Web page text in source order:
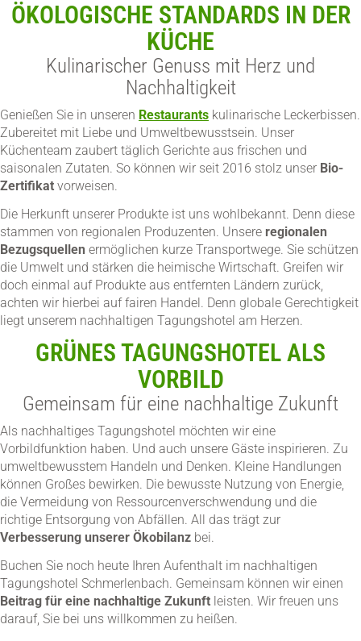
ÖKOLOGISCHE STANDARDS IN DER
KÜCHE
Kulinarischer Genuss mit Herz und
Nachhaltigkeit
Genießen Sie in unseren Restaurants kulinarische Leckerbissen.
Zubereitet mit Liebe und Umweltbewusstsein. Unser
Küchenteam zaubert täglich Gerichte aus frischen und
saisonalen Zutaten. So können wir seit 2016 stolz unser Bio-
Zertifikat vorweisen.
Die Herkunft unserer Produkte ist uns wohlbekannt. Denn diese
stammen von regionalen Produzenten. Unsere regionalen
Bezugsquellen ermöglichen kurze Transportwege. Sie schützen
die Umwelt und stärken die heimische Wirtschaft. Greifen wir
doch einmal auf Produkte aus entfernten Ländern zurück,
achten wir hierbei auf fairen Handel. Denn globale Gerechtigkeit
liegt unserem nachhaltigen Tagungshotel am Herzen.
GRÜNES TAGUNGSHOTEL ALS
VORBILD
Gemeinsam für eine nachhaltige Zukunft
Als nachhaltiges Tagungshotel möchten wir eine
Vorbildfunktion haben. Und auch unsere Gäste inspirieren. Zu
umweltbewusstem Handeln und Denken. Kleine Handlungen
können Großes bewirken. Die bewusste Nutzung von Energie,
die Vermeidung von Ressourcenverschwendung und die
richtige Entsorgung von Abfällen. All das trägt zur
Verbesserung unserer Ökobilanz bei.
Buchen Sie noch heute Ihren Aufenthalt im nachhaltigen
Tagungshotel Schmerlenbach. Gemeinsam können wir einen
Beitrag für eine nachhaltige Zukunft leisten. Wir freuen uns
darauf, Sie bei uns willkommen zu heißen.